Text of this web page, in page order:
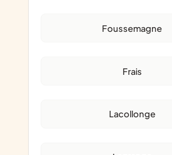
Foussemagne
Frais
Lacollonge